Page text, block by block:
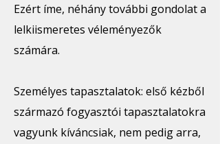
Ezért íme, néhány további gondolat a
lelkiismeretes véleményezők
számára.
Személyes tapasztalatok: első kézből
származó fogyasztói tapasztalatokra
vagyunk kíváncsiak, nem pedig arra,